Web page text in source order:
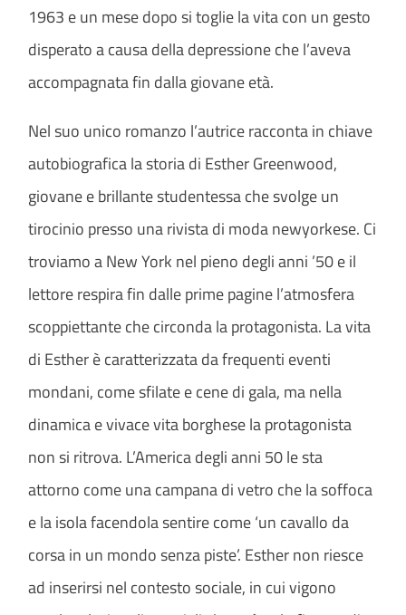
1963 e un mese dopo si toglie la vita con un gesto
disperato a causa della depressione che l’aveva
accompagnata fin dalla giovane età.
Nel suo unico romanzo l’autrice racconta in chiave
autobiografica la storia di Esther Greenwood,
giovane e brillante studentessa che svolge un
tirocinio presso una rivista di moda newyorkese. Ci
troviamo a New York nel pieno degli anni ’50 e il
lettore respira fin dalle prime pagine l’atmosfera
scoppiettante che circonda la protagonista. La vita
di Esther è caratterizzata da frequenti eventi
mondani, come sfilate e cene di gala, ma nella
dinamica e vivace vita borghese la protagonista
non si ritrova. L’America degli anni 50 le sta
attorno come una campana di vetro che la soffoca
e la isola facendola sentire come ‘un cavallo da
corsa in un mondo senza piste’. Esther non riesce
ad inserirsi nel contesto sociale, in cui vigono